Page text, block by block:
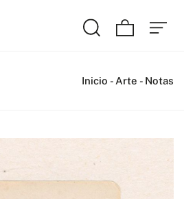
Inicio - Arte - Notas